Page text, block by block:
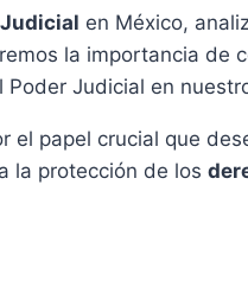
en México,
la importancia de
Poder Judicial en
el papel crucial que
la protección de los